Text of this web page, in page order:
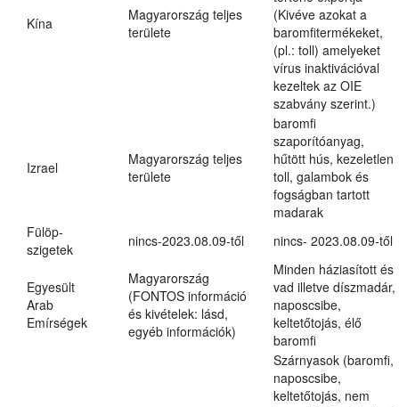
Kína
Magyarország teljes
területe
(Kivéve azokat a
baromfitermékeket,
(pl.: toll) amelyeket
vírus inaktivációval
kezeltek az OIE
szabvány szerint.)
Izrael
Magyarország teljes
területe
baromfi
szaporítóanyag,
hűtött hús, kezeletlen
toll, galambok és
fogságban tartott
madarak
Fülöp-
szigetek
nincs-2023.08.09-től nincs- 2023.08.09-től
Egyesült
Arab
Emírségek
Magyarország
(FONTOS információ
és kivételek: lásd,
egyéb információk)
Minden háziasított és
vad illetve díszmadár,
naposcsibe,
keltetőtojás, élő
baromfi
Szárnyasok (baromfi,
naposcsibe,
keltetőtojás, nem